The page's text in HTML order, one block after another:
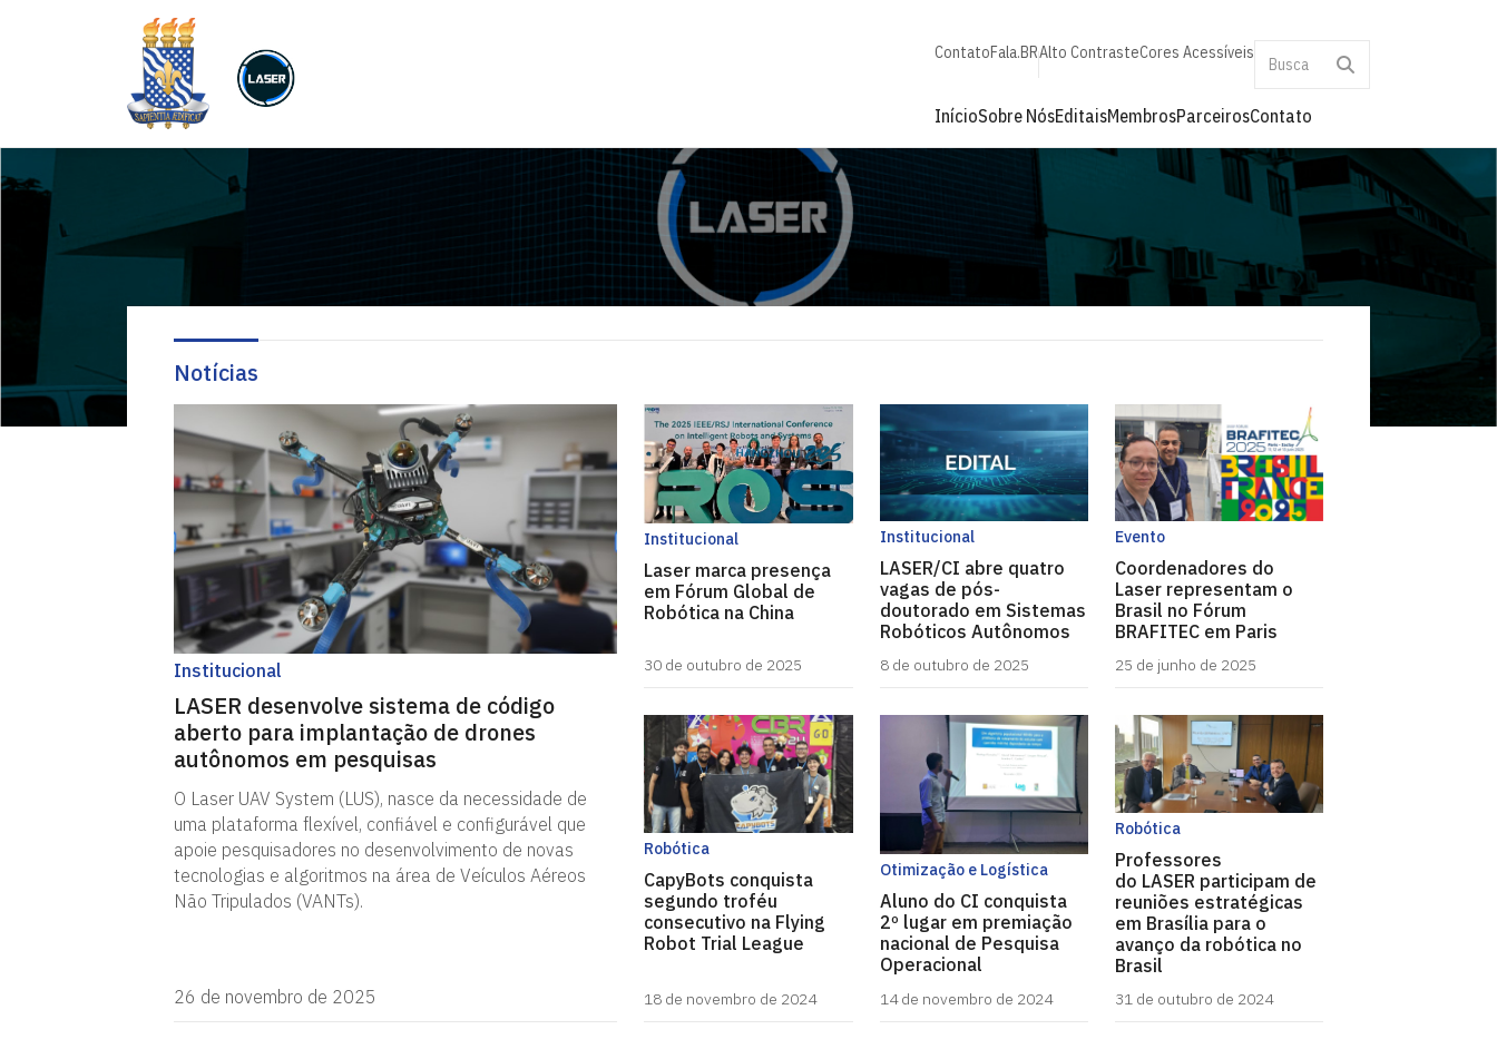
ContatoFala.BRAlto ContrasteCores Acessíveis
InícioSobre NósEditaisMembrosParceirosContato
Notícias
Institucional
LASER desenvolve sistema de código
aberto para implantação de drones
autônomos em pesquisas
O Laser UAV System (LUS), nasce da necessidade de
uma plataforma flexível, confiável e configurável que
apoie pesquisadores no desenvolvimento de novas
tecnologias e algoritmos na área de Veículos Aéreos
Não Tripulados (VANTs).
26 de novembro de 2025
Institucional
Laser marca presença
em Fórum Global de
Robótica na China
30 de outubro de 2025
Institucional
LASER/CI abre quatro
vagas de pós-
doutorado em Sistemas
Robóticos Autônomos
8 de outubro de 2025
Evento
Coordenadores do
Laser representam o
Brasil no Fórum
BRAFITEC em Paris
25 de junho de 2025
Robótica
CapyBots conquista
segundo troféu
consecutivo na Flying
Robot Trial League
18 de novembro de 2024
Otimização e Logística
Aluno do CI conquista
2º lugar em premiação
nacional de Pesquisa
Operacional
14 de novembro de 2024
Robótica
Professores
do LASER participam de
reuniões estratégicas
em Brasília para o
avanço da robótica no
Brasil
31 de outubro de 2024